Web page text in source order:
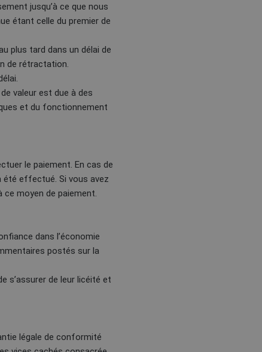
jusqu’à ce que nous
étant celle du premier de
plus tard dans un délai de
de rétractation.
valeur est due à des
et du fonctionnement
le paiement. En cas de
été effectué. Si vous avez
moyen de paiement.
dans l’économie
postés sur la
s’assurer de leur licéité et
légale de conformité